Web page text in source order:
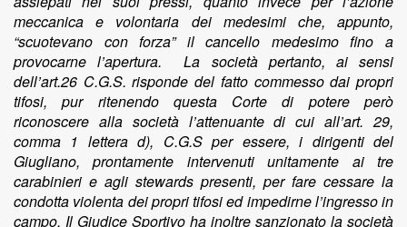
meccanica e volontaria dei medesimi che, appunto,
“scuotevano con forza” il cancello medesimo fino a
provocarne l’apertura. La società pertanto, ai sensi
dell’art.26 C.G.S. risponde del fatto commesso dai propri
tifosi, pur ritenendo questa Corte di potere però
riconoscere alla società l’attenuante di cui all’art. 29,
comma 1 lettera d), C.G.S per essere, i dirigenti del
Giugliano, prontamente intervenuti unitamente ai tre
carabinieri e agli stewards presenti, per fare cessare la
condotta violenta dei propri tifosi ed impedirne l’ingresso in
campo. Il Giudice Sportivo ha inoltre sanzionato la società